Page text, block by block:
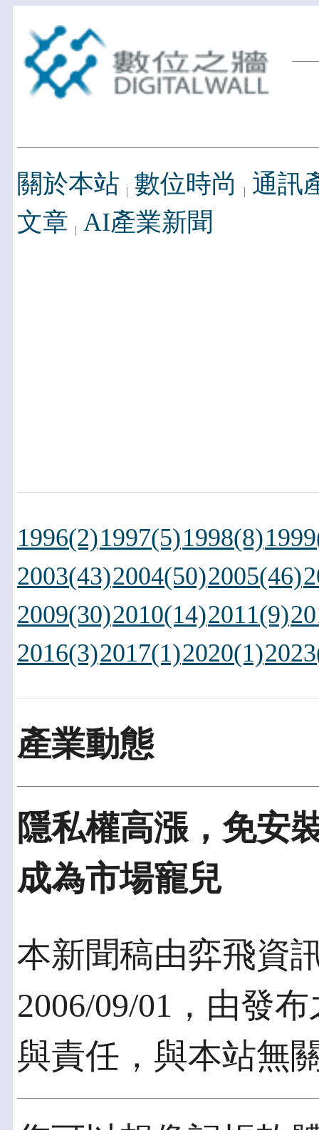
關於本站 數位時尚
通訊
文章 AI產業新聞
1996(2)1997(5)1998(8)
2003(43)2004(50)2005(46)
2009(30)2010(14)2011(9)
2016(3)2017(1)2020(1)
產業動態
隱私權高漲，免安
成為市場寵兒
本新聞稿由弈飛資
2006/09/01，由發
與責任，與本站無